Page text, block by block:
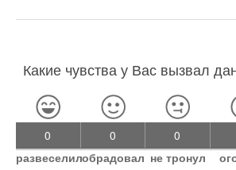
Какие чувства у Вас вызвал
0
развеселил
0
обрадовал
0
не тронул